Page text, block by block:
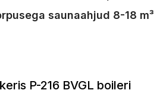
saunaahjud 8-18 m³
P-216 BVGL boileri